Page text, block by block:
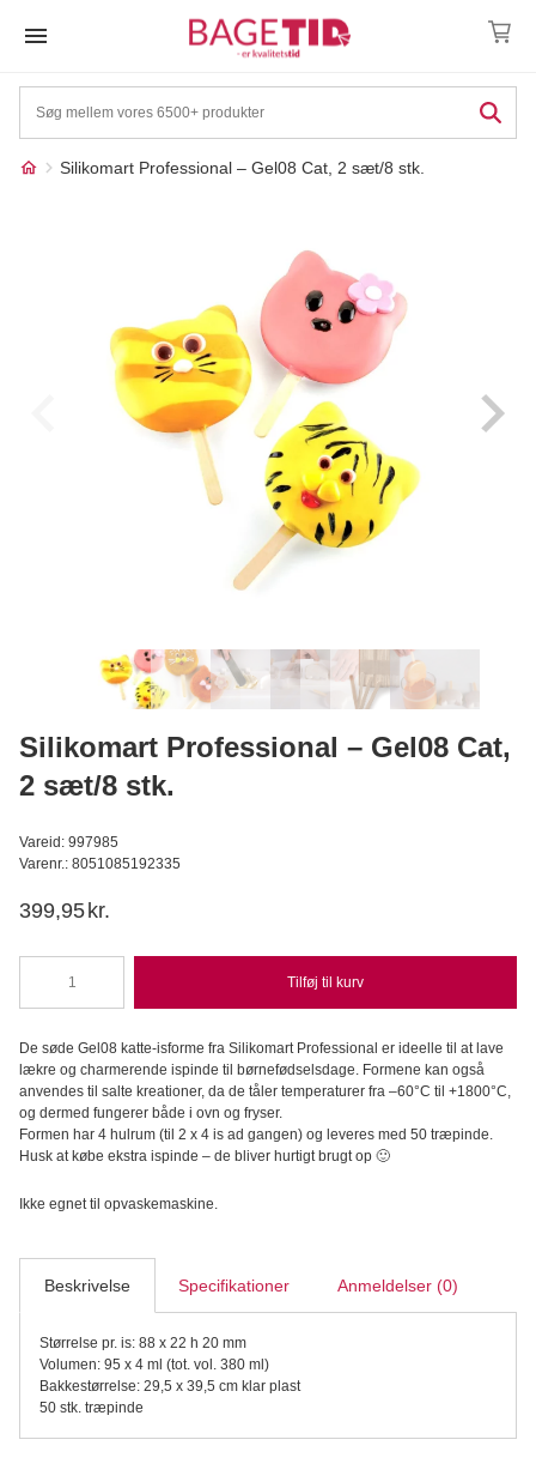
Silikomart Professional – Gel08 Cat, 2 sæt/8 stk.
disse produkter have din
Wilfa - Glacier, Isterningmaskine
Læg i kurv
Silikomart Professional – Gel08 Cat,
2 sæt/8 stk.
Vareid: 997985
Varenr.: 8051085192335
399,95 kr.
Silikomart
Professional
Gel08
Cat,
2
sæt/8
stk.
antal
Tilføj til kurv
De søde Gel08 katte-isforme fra Silikomart Professional er ideelle til at lave
lækre og charmerende ispinde til børnefødselsdage. Formene kan også
anvendes til salte kreationer, da de tåler temperaturer fra –60°C til +1800°C,
og dermed fungerer både i ovn og fryser.
Formen har 4 hulrum (til 2 x 4 is ad gangen) og leveres med 50 træpinde.
Husk at købe ekstra ispinde – de bliver hurtigt brugt op 🙂
Ikke egnet til opvaskemaskine.
Beskrivelse Specifikationer Anmeldelser (0)
Størrelse pr. is: 88 x 22 h 20 mm
Volumen: 95 x 4 ml (tot. vol. 380 ml)
Bakkestørrelse: 29,5 x 39,5 cm klar plast
50 stk. træpinde